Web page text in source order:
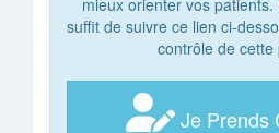
suffit de suivre ce lien ci-
contrôle de cette
Je Prends